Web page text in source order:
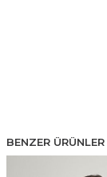
BENZER ÜRÜNLER